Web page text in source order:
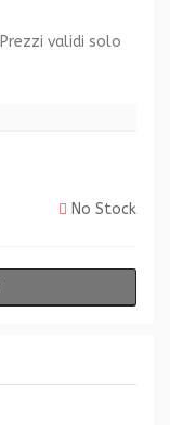
Prezzi validi solo
No Stock